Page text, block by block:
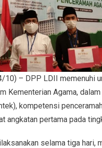
10) – DPP LDII memenuhi
Kementerian Agama,
kompetensi
angkatan pertama pada
selama tiga hari,